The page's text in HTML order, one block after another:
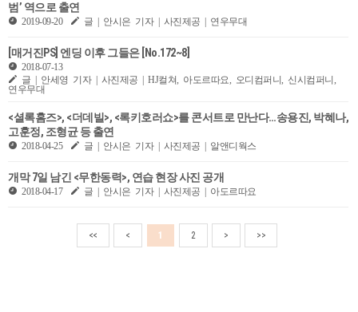
범’ 역으로 출연
2019-09-20 글 | 안시은 기자 | 사진제공 | 연우무대
[매거진PS] 엔딩 이후 그들은 [No.172~8]
2018-07-13
글 | 안세영 기자 | 사진제공 | HJ컬쳐, 아도르따요, 오디컴퍼니, 신시컴퍼니,
연우무대
<셜록홈즈>, <더데빌>, <록키호러쇼>를 콘서트로 만난다…송용진, 박혜나,
고훈정, 조형균 등 출연
2018-04-25 글 | 안시은 기자 | 사진제공 | 알앤디웍스
개막 7일 남긴 <무한동력>, 연습 현장 사진 공개
2018-04-17 글 | 안시은 기자 | 사진제공 | 아도르따요
<< < 1 2 > >>